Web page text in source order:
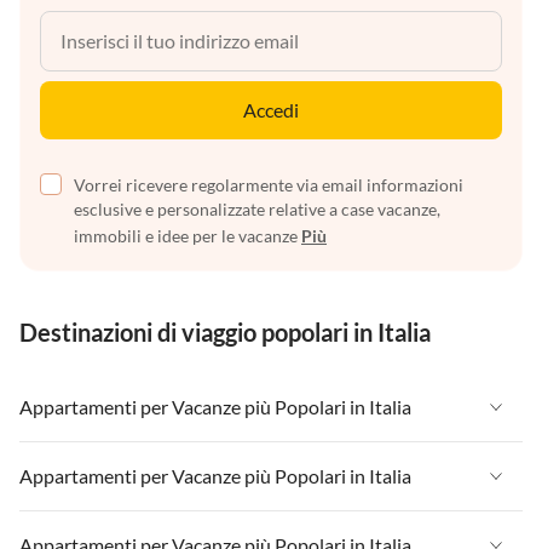
Accedi
Vorrei ricevere regolarmente via email informazioni
esclusive e personalizzate relative a case vacanze,
immobili e idee per le vacanze Più
Destinazioni di viaggio popolari in Italia
Appartamenti per Vacanze più Popolari in Italia
Appartamenti per Vacanze in Italia
Appartamenti per Vacanze in Liguria
Appartamenti per Vacanze più Popolari in Italia
Appartamenti per Vacanze in Italia